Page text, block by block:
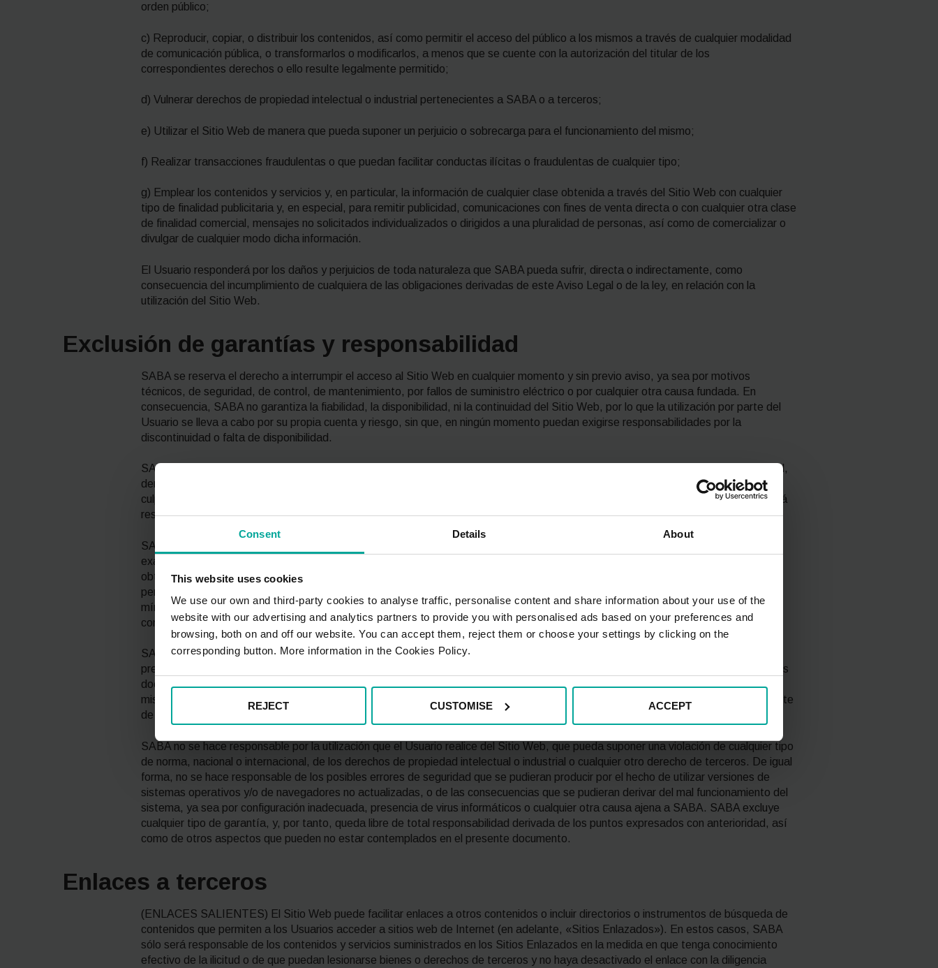
Consent Details About
This website uses cookies
We use our own and third-party cookies to analyse traffic, personalise content and share information about your use of the
website with our advertising and analytics partners to provide you with personalised ads based on your preferences and
browsing, both on and off our website. You can accept them, reject them or choose your settings by clicking on the
corresponding button. More information in the Cookies Policy.
REJECT CUSTOMISE ACCEPT
orden público;
c) Reproducir, copiar, o distribuir los contenidos, así como permitir el acceso del público a los mismos a través de cualquier modalidad
de comunicación pública, o transformarlos o modificarlos, a menos que se cuente con la autorización del titular de los
correspondientes derechos o ello resulte legalmente permitido;
d) Vulnerar derechos de propiedad intelectual o industrial pertenecientes a SABA o a terceros;
e) Utilizar el Sitio Web de manera que pueda suponer un perjuicio o sobrecarga para el funcionamiento del mismo;
f) Realizar transacciones fraudulentas o que puedan facilitar conductas ilícitas o fraudulentas de cualquier tipo;
g) Emplear los contenidos y servicios y, en particular, la información de cualquier clase obtenida a través del Sitio Web con cualquier
tipo de finalidad publicitaria y, en especial, para remitir publicidad, comunicaciones con fines de venta directa o con cualquier otra clase
de finalidad comercial, mensajes no solicitados individualizados o dirigidos a una pluralidad de personas, así como de comercializar o
divulgar de cualquier modo dicha información.
El Usuario responderá por los daños y perjuicios de toda naturaleza que SABA pueda sufrir, directa o indirectamente, como
consecuencia del incumplimiento de cualquiera de las obligaciones derivadas de este Aviso Legal o de la ley, en relación con la
utilización del Sitio Web.
Exclusión de garantías y responsabilidad
SABA se reserva el derecho a interrumpir el acceso al Sitio Web en cualquier momento y sin previo aviso, ya sea por motivos
técnicos, de seguridad, de control, de mantenimiento, por fallos de suministro eléctrico o por cualquier otra causa fundada. En
consecuencia, SABA no garantiza la fiabilidad, la disponibilidad, ni la continuidad del Sitio Web, por lo que la utilización por parte del
Usuario se lleva a cabo por su propia cuenta y riesgo, sin que, en ningún momento puedan exigirse responsabilidades por la
discontinuidad o falta de disponibilidad.
SABA no será responsable en caso de que existan interrupciones, demoras, errores, mal funcionamiento del Sitio Web y, en general,
demás inconvenientes que tengan su origen en causas que escapan del control de SABA, y/o debidas a una actuación dolosa o
culposa de los Usuarios y/o tengan por origen causas de fuerza mayor. En cualquier caso, sea cual fuere su causa, SABA no asumirá
responsabilidad alguna ya sea por daños directos o indirectos, daño emergente y/o por lucro cesante.
SABA excluye cualquier responsabilidad por los daños y perjuicios de toda naturaleza que puedan deberse a la falta de veracidad,
exactitud, exhaustividad y/o actualidad de los contenidos transmitidos, difundidos, almacenados, puestos a disposición o recibidos,
obtenidos o a los que se haya accedido a través del Sitio Web; ni tampoco por los contenidos prestados u ofertados por terceras
personas o entidades. SABA tratará en la medida de lo posible de actualizar y rectificar aquella información que no cumpla con las
mínimas garantías de veracidad. No obstante, quedará exonerada de responsabilidad por su no actualización o rectificación, así
como por los contenidos e informaciones vertidos en la misma.
SABA excluye cualquier responsabilidad por los daños y perjuicios de toda clase que puedan deberse a la presencia de virus o a la
presencia de otros elementos lesivos en los contenidos que puedan producir alteración en los sistemas informáticos, así como en los
documentos o sistemas almacenados en los mismos. SABA no se hace responsable de los contenidos, cualesquiera que sean los
mismos, que el Usuario envíe a SABA por cualquier medio, siendo por tanto imputable al Usuario cualquier responsabilidad dimanante
de los contenidos enviados por el mismo.
SABA no se hace responsable por la utilización que el Usuario realice del Sitio Web, que pueda suponer una violación de cualquier tipo
de norma, nacional o internacional, de los derechos de propiedad intelectual o industrial o cualquier otro derecho de terceros. De igual
forma, no se hace responsable de los posibles errores de seguridad que se pudieran producir por el hecho de utilizar versiones de
sistemas operativos y/o de navegadores no actualizadas, o de las consecuencias que se pudieran derivar del mal funcionamiento del
sistema, ya sea por configuración inadecuada, presencia de virus informáticos o cualquier otra causa ajena a SABA. SABA excluye
cualquier tipo de garantía, y, por tanto, queda libre de total responsabilidad derivada de los puntos expresados con anterioridad, así
como de otros aspectos que pueden no estar contemplados en el presente documento.
Enlaces a terceros
(ENLACES SALIENTES) El Sitio Web puede facilitar enlaces a otros contenidos o incluir directorios o instrumentos de búsqueda de
contenidos que permiten a los Usuarios acceder a sitios web de Internet (en adelante, «Sitios Enlazados»). En estos casos, SABA
sólo será responsable de los contenidos y servicios suministrados en los Sitios Enlazados en la medida en que tenga conocimiento
efectivo de la ilicitud o de que puedan lesionarse bienes o derechos de terceros y no haya desactivado el enlace con la diligencia